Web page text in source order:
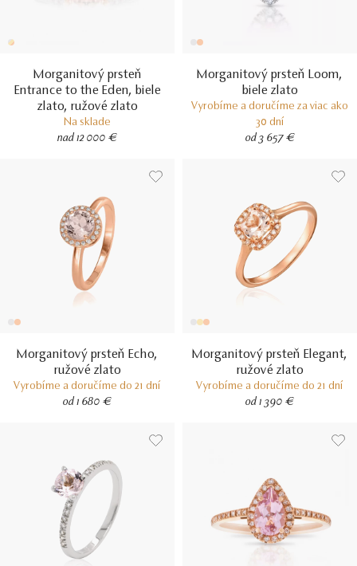
Morganitový prsteň
Entrance to the Eden, biele
zlato, ružové zlato
Na sklade
nad 12 000 €
Morganitový prsteň Loom,
biele zlato
Vyrobíme a doručíme za viac ako
30 dní
od 3 657 €
Morganitový prsteň Echo,
ružové zlato
Vyrobíme a doručíme do 21 dní
od 1 680 €
Morganitový prsteň Elegant,
ružové zlato
Vyrobíme a doručíme do 21 dní
od 1 390 €